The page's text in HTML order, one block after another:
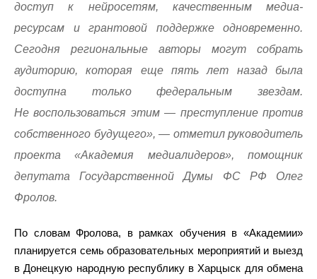
доступ к нейросетям, качественным медиа-
ресурсам и грантовой поддержке одновременно.
Сегодня региональные авторы могут собрать
аудиторию, которая еще пять лет назад была
доступна только федеральным звездам.
Не воспользоваться этим — преступление против
собственного будущего», — отметил руководитель
проекта «Академия медиалидеров», помощник
депутата Государственной Думы ФС РФ Олег
Фролов.
По словам Фролова, в рамках обучения в «Академии»
планируется семь образовательных мероприятий и выезд
в Донецкую народную республику в Харцыск для обмена